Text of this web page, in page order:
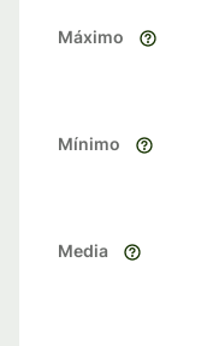
Máximo
Mínimo
Media